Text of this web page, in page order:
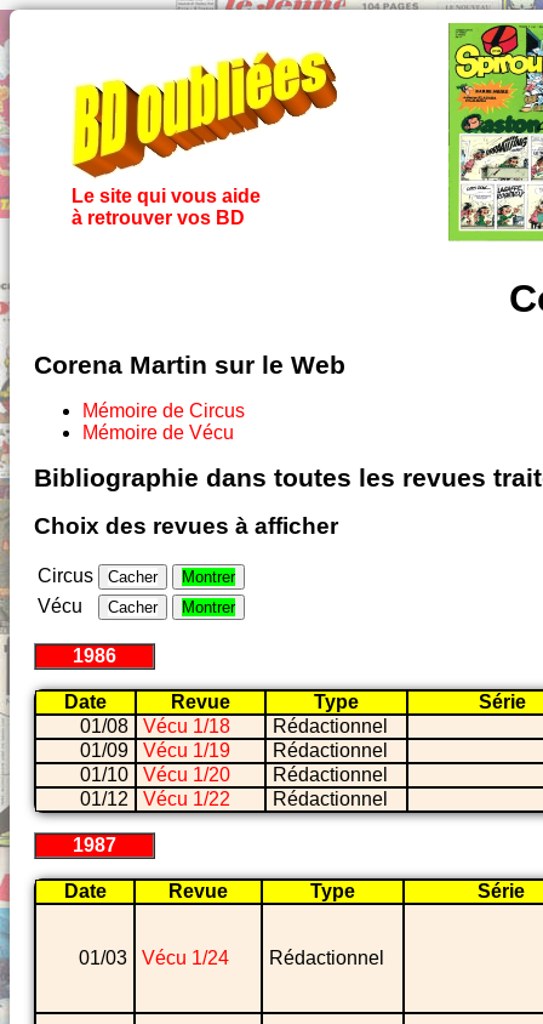
Le site qui vous aide
à retrouver vos BD
Corena Martin sur le Web
Mémoire de Circus
Mémoire de Vécu
Bibliographie dans toutes les revues
Choix des revues à afficher
Circus Cacher Montrer
Vécu Cacher Montrer
1986
Date Revue Type
Série
01/08
Vécu 1/18
Rédactionnel
01/09
Vécu 1/19
Rédactionnel
01/10
Vécu 1/20
Rédactionnel
01/12
Vécu 1/22 Rédactionnel
1987
Date Revue Type Série
01/03 Vécu 1/24 Rédactionnel